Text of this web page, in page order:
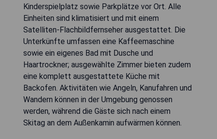
Kinderspielplatz sowie Parkplätze vor Ort. Alle
Einheiten sind klimatisiert und mit einem
Satelliten-Flachbildfernseher ausgestattet. Die
Unterkünfte umfassen eine Kaffeemaschine
sowie ein eigenes Bad mit Dusche und
Haartrockner; ausgewählte Zimmer bieten zudem
eine komplett ausgestattete Küche mit
Backofen. Aktivitäten wie Angeln, Kanufahren und
Wandern können in der Umgebung genossen
werden, während die Gäste sich nach einem
Skitag an dem Außenkamin aufwärmen können.